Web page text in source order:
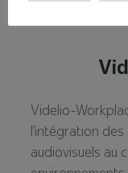
Videlio-
l’intégration
audiovisuels au